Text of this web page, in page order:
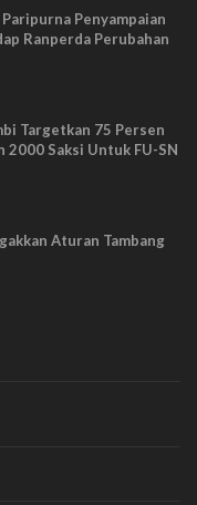
Penyampaian
Ranperda Perubahan
Targetkan 75 Persen
2000 Saksi Untuk FU-SN
Aturan Tambang